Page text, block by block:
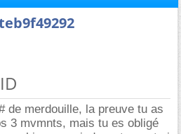
de merdouille, la preuve tu as
3 mvmnts, mais tu es obligé